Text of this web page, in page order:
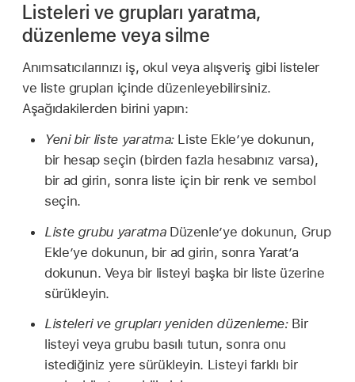
Listeleri ve grupları yaratma,
düzenleme veya silme
Anımsatıcılarınızı iş, okul veya alışveriş gibi listeler
ve liste grupları içinde düzenleyebilirsiniz.
Aşağıdakilerden birini yapın:
Yeni bir liste yaratma:Liste Ekle’ye dokunun,
bir hesap seçin (birden fazla hesabınız varsa),
bir ad girin, sonra liste için bir renk ve sembol
seçin.
Liste grubu yaratmaDüzenle’ye dokunun, Grup
Ekle’ye dokunun, bir ad girin, sonra Yarat’a
dokunun. Veya bir listeyi başka bir liste üzerine
sürükleyin.
Listeleri ve grupları yeniden düzenleme:Bir
listeyi veya grubu basılı tutun, sonra onu
istediğiniz yere sürükleyin. Listeyi farklı bir